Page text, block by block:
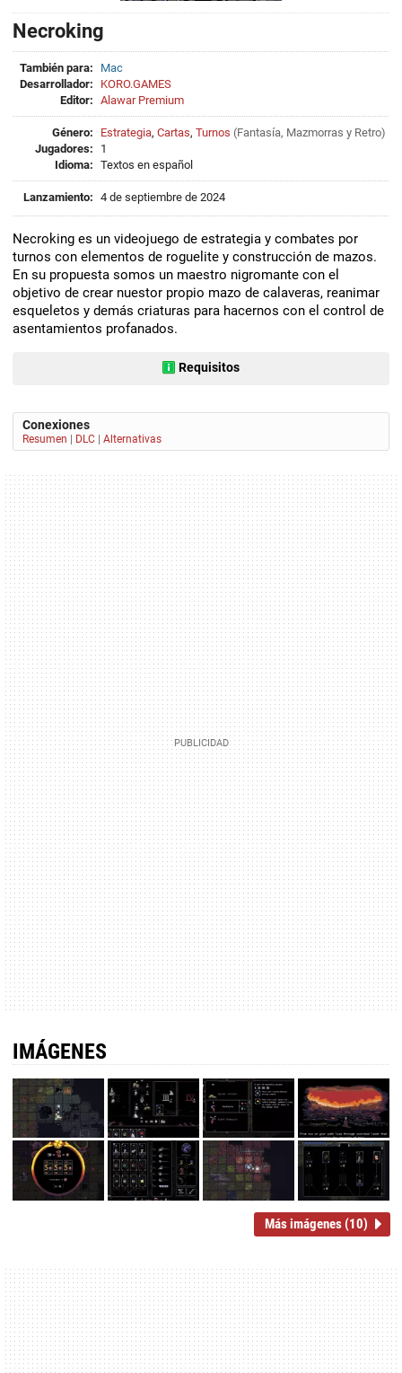
Necroking
También para:
Mac
Desarrollador:
KORO.GAMES
Editor: Alawar Premium
Género: Estrategia, Cartas, Turnos (Fantasía, Mazmorras y Retro)
Jugadores:
1
Idioma: Textos en español
Lanzamiento: 4 de septiembre de 2024
Necroking es un videojuego de estrategia y combates por
turnos con elementos de roguelite y construcción de mazos.
En su propuesta somos un maestro nigromante con el
objetivo de crear nuestor propio mazo de calaveras, reanimar
esqueletos y demás criaturas para hacernos con el control de
asentamientos profanados.
Requisitos
Conexiones
Resumen DLC Alternativas
IMÁGENES
Más imágenes (10)